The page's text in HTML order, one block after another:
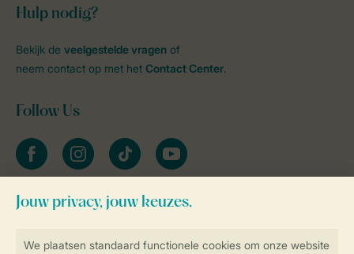
Hulp nodig?
Bekijk de veelgestelde vragen of
neem contact op met het Contact Center.
Follow Us
facebookinstagramtiktok youtube
Blijf op de hoogte